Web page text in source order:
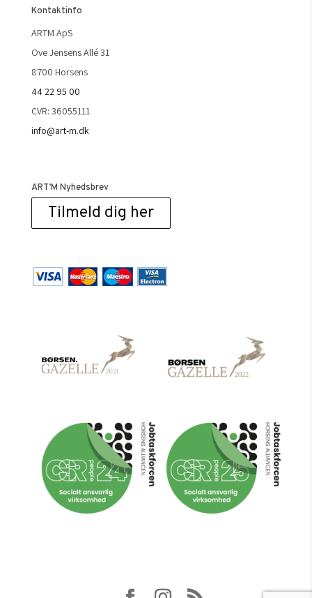
Kontaktinfo
ARTM ApS
Ove Jensens Allé 31
8700 Horsens
44 22 95 00
CVR: 36055111
info@art-m.dk
ART’M Nyhedsbrev
Tilmeld dig her